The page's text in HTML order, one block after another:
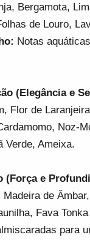
Bergamota,
de Louro,
Notas
(Elegância e
Flor de Laranjeira
Noz-
Verde, Ameixa.
(Força e
Madeira de
Fava Tonka
para